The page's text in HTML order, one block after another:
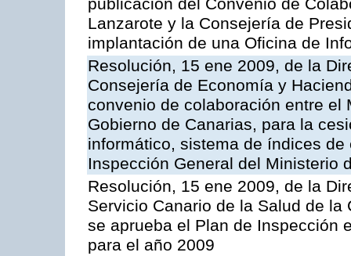
publicación del Convenio de
Lanzarote y la Consejería de
implantación de una Oficina de
Resolución, 15 ene 2009, de la
Consejería de Economía y
convenio de colaboración entre
Gobierno de Canarias, para la
informático, sistema de índices
Inspección General del Ministerio
Resolución, 15 ene 2009, de la
Servicio Canario de la Salud de
se aprueba el Plan de Inspección
para el año 2009